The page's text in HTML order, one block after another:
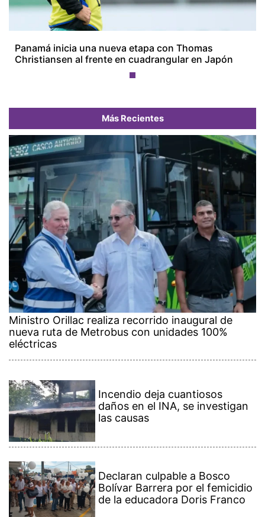
Panamá inicia una nueva etapa con Thomas
Christiansen al frente en cuadrangular en Japón
Más Recientes
Ministro Orillac realiza recorrido inaugural de
nueva ruta de Metrobus con unidades 100%
eléctricas
Incendio deja cuantiosos
daños en el INA, se investigan
las causas
Declaran culpable a Bosco
Bolívar Barrera por el femicidio
de la educadora Doris Franco